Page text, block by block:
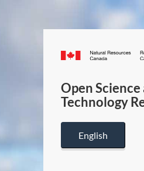
Open Science
Technology
English